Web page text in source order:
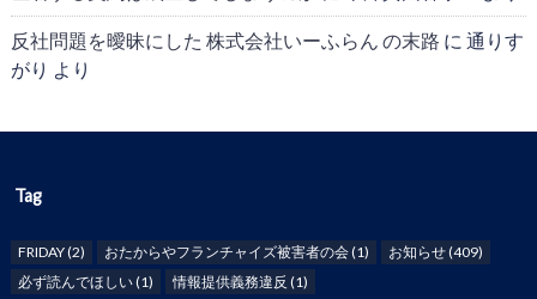
反社問題を曖昧にした 株式会社いーふらん の末路 に 通りす
がり より
Tag
FRIDAY(2) おたからやフランチャイズ被害者の会(1) お知らせ(409)
必ず読んでほしい(1) 情報提供義務違反 (1)